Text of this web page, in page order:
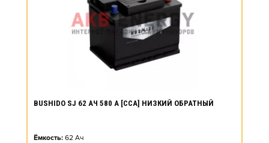
BUSHIDO SJ 62 АЧ 580 А [CCA] НИЗКИЙ ОБРАТНЫЙ
Ёмкость: 62 Ач